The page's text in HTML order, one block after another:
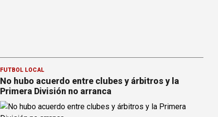
FÚTBOL LOCAL
No hubo acuerdo entre clubes y árbitros y la
Primera División no arranca